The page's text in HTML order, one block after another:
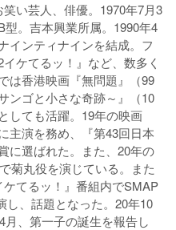
い芸人、俳優。1970年7月3
。吉本興業所属。1990年4
インティナインを結成。フ
ケてるッ！』など、数多く
は香港映画『無問題』（99
ンゴと小さな奇跡～』（10
しても活躍。19年の映画
主演を務め、『第43回日本
に選ばれた。また、20年の
菊丸役を演じている。また
てるッ！』番組内でSMAP
、話題となった。20年10
月、第一子の誕生を報告し